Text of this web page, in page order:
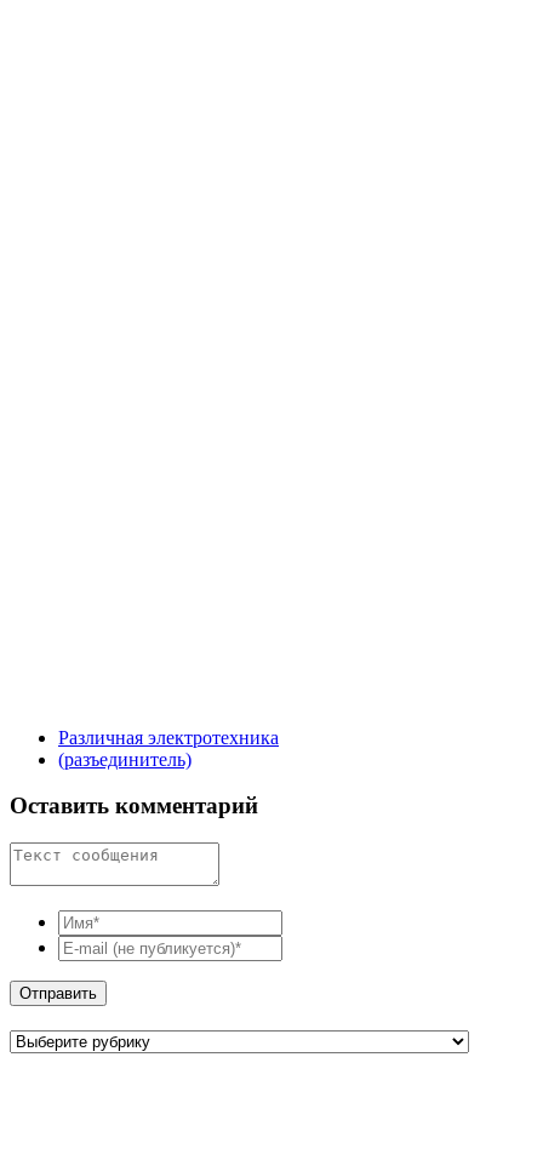
Различная электротехника
(разъединитель)
Оставить комментарий